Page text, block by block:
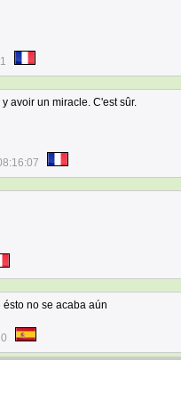
avoir un miracle. C'est sûr.
no se acaba aún